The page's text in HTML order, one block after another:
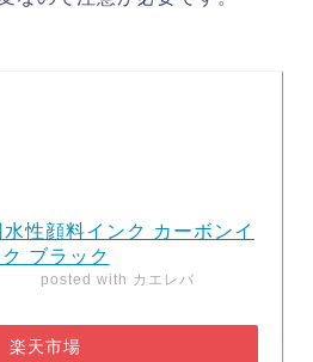
性顔料インク カーボンイ
ク ブラック
posted with カエレバ
楽天市場